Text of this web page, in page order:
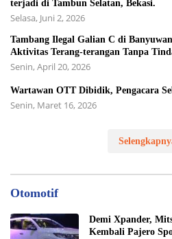
terjadi di Tambun Selatan, Bekasi.
Selasa, Juni 2, 2026
Tambang Ilegal Galian C di
Aktivitas Terang-terangan Tanpa
Senin, April 20, 2026
Wartawan OTT Dibidik, Pengacara
Senin, Maret 16, 2026
Otomotif
Demi Xpander,
Kembali Pajero